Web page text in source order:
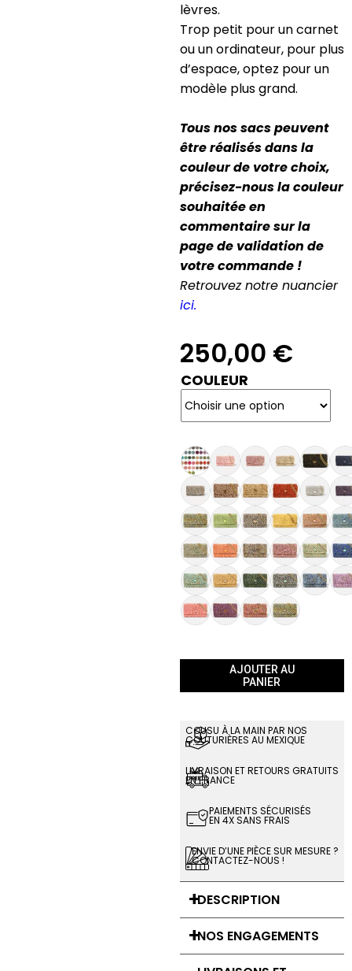
lèvres.
Trop petit pour un carnet
ou un ordinateur, pour plus
d’espace, optez pour un
modèle plus grand.
Tous nos sacs peuvent
être réalisés dans la
couleur de votre choix,
précisez-nous la couleur
souhaitée en
commentaire sur la
page de validation de
votre commande !
Retrouvez notre nuancier
ici.
250,00 €
COULEUR
AJOUTER AU
PANIER
COUSU À LA MAIN PAR NOS
COUTURIÈRES AU MEXIQUE
LIVRAISON ET RETOURS GRATUITS
EN FRANCE
PAIEMENTS SÉCURISÉS
EN 4X SANS FRAIS
ENVIE D’UNE PIÈCE SUR MESURE ?
CONTACTEZ-NOUS !
DESCRIPTION
NOS ENGAGEMENTS